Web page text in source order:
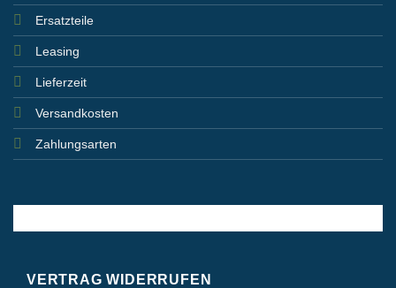
Ersatzteile
Leasing
Lieferzeit
Versandkosten
Zahlungsarten
VERTRAG WIDERRUFEN